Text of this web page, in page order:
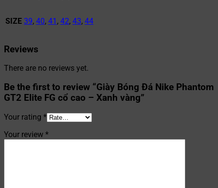
SIZE 39, 40, 41 , 42, 43, 44
Reviews
There are no reviews yet.
Be the first to review “Giày Bóng Đá Nike Phantom
GT2 Elite FG cổ cao – Xanh vàng”
Your rating *
Your review *